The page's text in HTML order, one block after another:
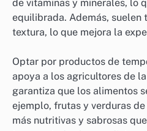
condiciones de
productos lácteos y las
refrigerados y consumirse
Beneficios de
Los ingredientes frescos
de vitaminas y minerales, lo